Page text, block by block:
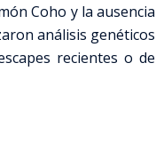
Coho y la ausencia
análisis genéticos
recientes o de